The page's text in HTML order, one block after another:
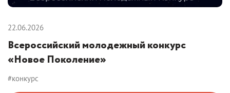
22.06.2026
Всероссийский молодежный конкурс
«Новое Поколение»
#конкурс